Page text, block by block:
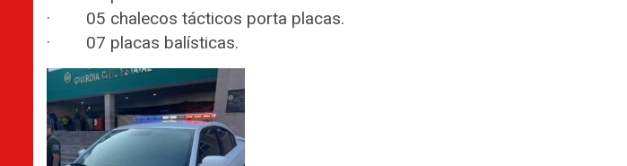
· 05 chalecos tácticos porta placas.
· 07 placas balísticas.